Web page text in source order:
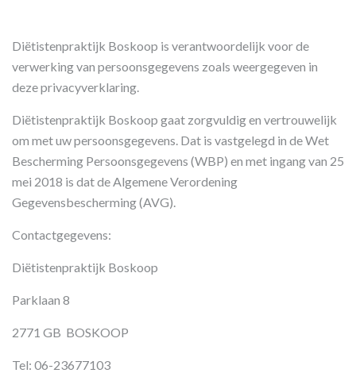
Diëtistenpraktijk Boskoop is verantwoordelijk voor de
verwerking van persoonsgegevens zoals weergegeven in
deze privacyverklaring.
Diëtistenpraktijk Boskoop gaat zorgvuldig en vertrouwelijk
om met uw persoonsgegevens. Dat is vastgelegd in de Wet
Bescherming Persoonsgegevens (WBP) en met ingang van 25
mei 2018 is dat de Algemene Verordening
Gegevensbescherming (AVG).
Contactgegevens:
Diëtistenpraktijk Boskoop
Parklaan 8
2771 GB BOSKOOP
Tel: 06-23677103